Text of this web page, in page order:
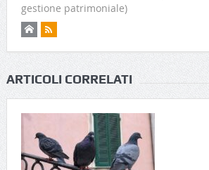
gestione patrimoniale)
ARTICOLI CORRELATI